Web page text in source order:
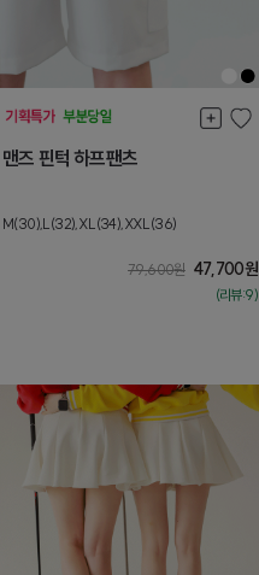
맨즈 핀턱 하프팬츠
M(30),L(32),XL(34),XXL(36)
79,600원 47,700원
(리뷰:9)